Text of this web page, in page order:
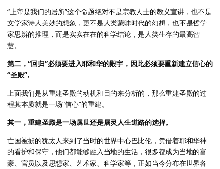
“上帝是我们的居所”这个命题绝对不是宗教人士的教义宣讲，也不是
文学家诗人美妙的想象，更不是人类蒙昧时代的幻想，也不是哲学
家思辨的推理，而是实实在在的科学结论，是人类生存的最高智
慧。
第二，“回归”必须要进入耶和华的殿宇，因此必须要重新建立信心的
“圣殿”。
上面我们是从重建圣殿的动机和目的来分析的，那么重建圣殿的过
程其本质就是一场“信心”的重建。
其一，重建圣殿是一场属世还是属灵人生道路的选择。
亡国被掳的犹太人来到了当时的世界中心巴比伦，凭借着耶和华神
的看护和保守，他们都能够融入当地的生活，很多都成为当地的富
豪、官员以及思想家、艺术家、科学家等，正如当今分布在世界各